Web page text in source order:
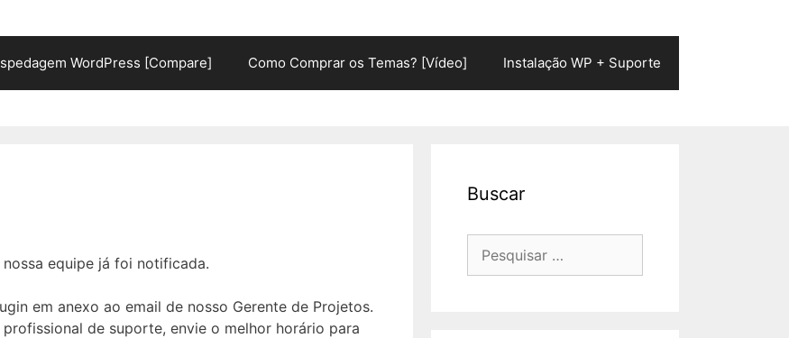
WordPress [Compare] Como Comprar os Temas? [Vídeo] Instalação WP + Suporte
equipe já foi notificada.
em anexo ao email de nosso Gerente de Projetos.
de suporte, envie o melhor horário para
Buscar